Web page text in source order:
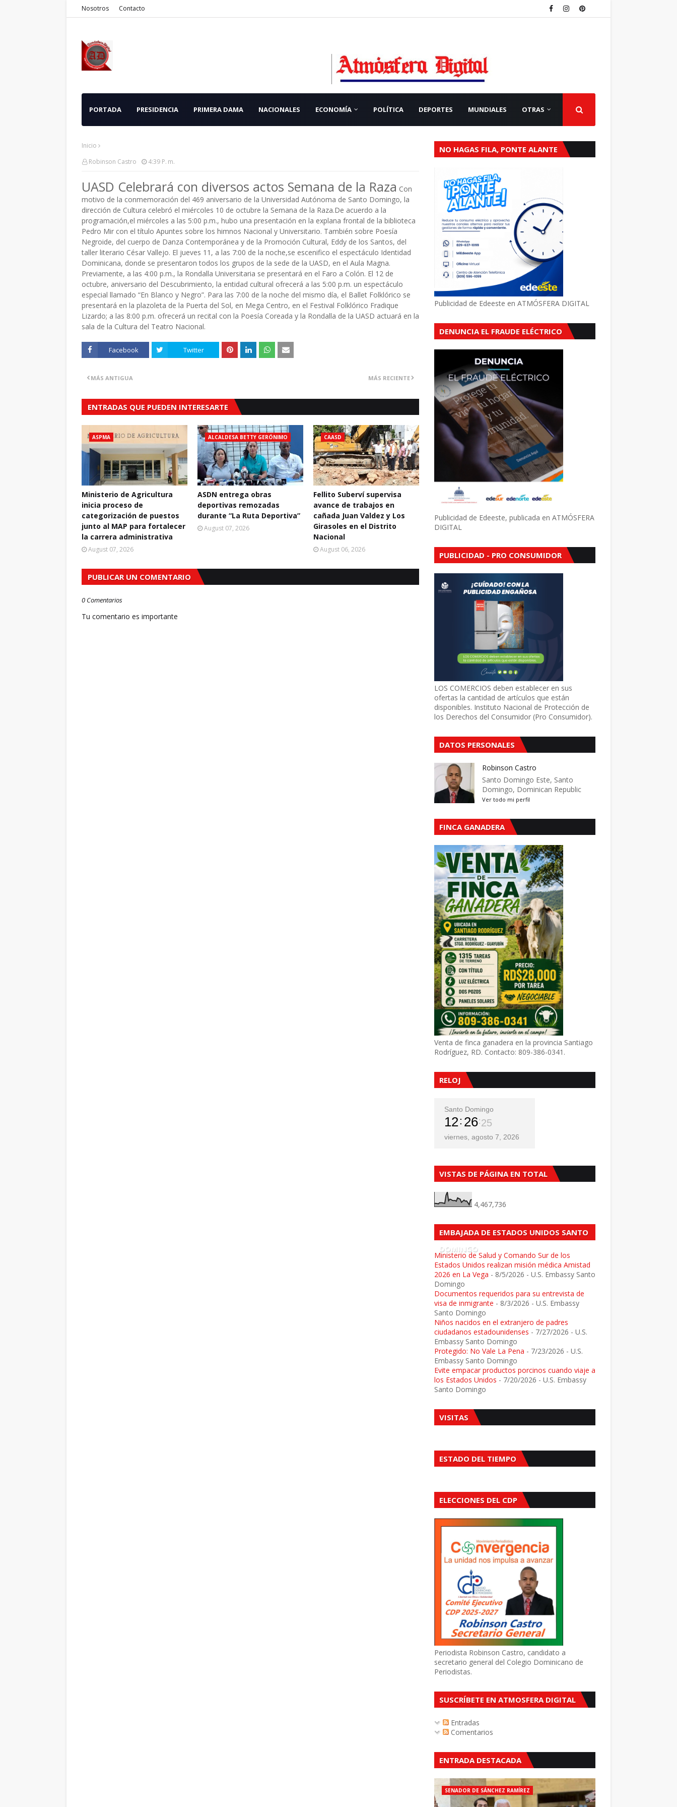
Nosotros Contacto
PORTADA PRESIDENCIA PRIMERA DAMA NACIONALES ECONOMÍA POLÍTICA DEPORTES MUNDIALES OTRAS
Inicio
Robinson Castro
4:39 P. M.
UASD Celebrará con diversos actos Semana de la Raza Con
motivo de la conmemoración del 469 aniversario de la Universidad Autónoma de Santo Domingo, la
dirección de Cultura celebró el miércoles 10 de octubre la Semana de la Raza.De acuerdo a la
programación,el miércoles a las 5:00 p.m., hubo una presentación en la explana frontal de la biblioteca
Pedro Mir con el título Apuntes sobre los himnos Nacional y Universitario. También sobre Poesía
Negroide, del cuerpo de Danza Contemporánea y de la Promoción Cultural, Eddy de los Santos, del
taller literario César Vallejo. El jueves 11, a las 7:00 de la noche,se escenifico el espectáculo Identidad
Dominicana, donde se presentaron todos los grupos de la sede de la UASD, en el Aula Magna.
Previamente, a las 4:00 p.m., la Rondalla Universitaria se presentará en el Faro a Colón. El 12 de
octubre, aniversario del Descubrimiento, la entidad cultural ofrecerá a las 5:00 p.m. un espectáculo
especial llamado “En Blanco y Negro”. Para las 7:00 de la noche del mismo día, el Ballet Folklórico se
presentará en la plazoleta de la Puerta del Sol, en Mega Centro, en el Festival Folklórico Fradique
Lizardo; a las 8:00 p.m. ofrecerá un recital con la Poesía Coreada y la Rondalla de la UASD actuará en la
sala de la Cultura del Teatro Nacional.
Facebook Twitter
MÁS RECIENTE
MÁS ANTIGUA
ENTRADAS QUE PUEDEN INTERESARTE
ASPMA
Ministerio de Agricultura
inicia proceso de
categorización de puestos
junto al MAP para fortalecer
la carrera administrativa
August 07, 2026
ALCALDESA BETTY GERÓNIMO
ASDN entrega obras
deportivas remozadas
durante “La Ruta Deportiva”
August 07, 2026
CAASD
Fellito Suberví supervisa
avance de trabajos en
cañada Juan Valdez y Los
Girasoles en el Distrito
Nacional
August 06, 2026
PUBLICAR UN COMENTARIO
0 Comentarios
Tu comentario es importante
NO HAGAS FILA, PONTE ALANTE
Publicidad de Edeeste en ATMÓSFERA DIGITAL
DENUNCIA EL FRAUDE ELÉCTRICO
Publicidad de Edeeste, publicada en ATMÓSFERA
DIGITAL
PUBLICIDAD - PRO CONSUMIDOR
LOS COMERCIOS deben establecer en sus
ofertas la cantidad de artículos que están
disponibles. Instituto Nacional de Protección de
los Derechos del Consumidor (Pro Consumidor).
DATOS PERSONALES
Robinson Castro
Santo Domingo Este, Santo
Domingo, Dominican Republic
Ver todo mi perfil
FINCA GANADERA
Venta de finca ganadera en la provincia Santiago
Rodríguez, RD. Contacto: 809-386-0341.
RELOJ
Santo Domingo
12 26 26
viernes, agosto 7, 2026
VISTAS DE PÁGINA EN TOTAL
4,467,736
EMBAJADA DE ESTADOS UNIDOS SANTO
DOMINGO
Ministerio de Salud y Comando Sur de los
Estados Unidos realizan misión médica Amistad
2026 en La Vega - 8/5/2026 - U.S. Embassy Santo
Domingo
Documentos requeridos para su entrevista de
visa de inmigrante - 8/3/2026 - U.S. Embassy
Santo Domingo
Niños nacidos en el extranjero de padres
ciudadanos estadounidenses - 7/27/2026 - U.S.
Embassy Santo Domingo
Protegido: No Vale La Pena - 7/23/2026 - U.S.
Embassy Santo Domingo
Evite empacar productos porcinos cuando viaje a
los Estados Unidos - 7/20/2026 - U.S. Embassy
Santo Domingo
VISITAS
ESTADO DEL TIEMPO
ELECCIONES DEL CDP
Periodista Robinson Castro, candidato a
secretario general del Colegio Dominicano de
Periodistas.
SUSCRÍBETE EN ATMOSFERA DIGITAL
Entradas
Comentarios
ENTRADA DESTACADA
SENADOR DE SÁNCHEZ RAMÍREZ